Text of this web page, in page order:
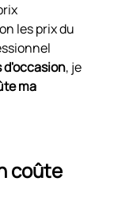
les prix du
, je
ma
coûte